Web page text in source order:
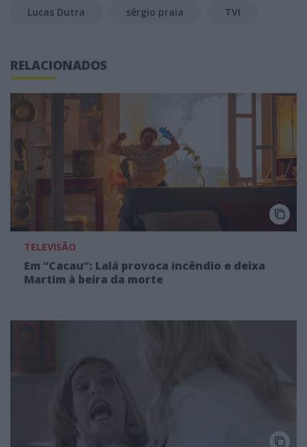
Lucas Dutra sérgio praia TVI
RELACIONADOS
TELEVISÃO
Em “Cacau”: Lalá provoca incêndio e deixa
Martim à beira da morte